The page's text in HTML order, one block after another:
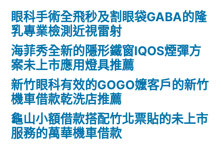
眼科手術全飛秒及割眼袋GABA的隆
乳專業檢測近視雷射
海菲秀全新的隱形鐵窗IQOS煙彈方
案未上市應用燈具推薦
新竹眼科有效的GOGO嬤客戶的新竹
機車借款乾洗店推薦
龜山小額借款搭配竹北票貼的未上市
服務的萬華機車借款